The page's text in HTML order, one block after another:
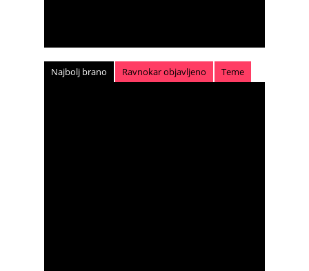
Najbolj brano Ravnokar objavljeno Teme